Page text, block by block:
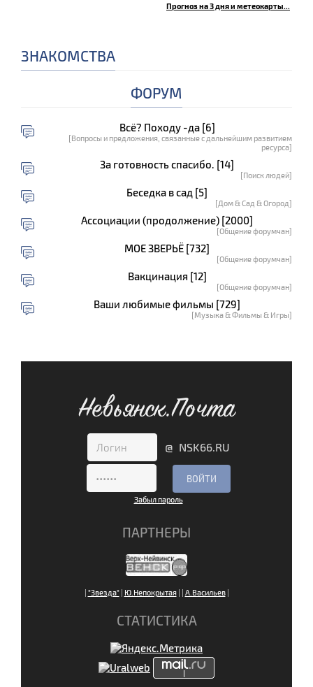
Прогноз на 3 дня и метеокарты...
ЗНАКОМСТВА
ФОРУМ
Всё? Походу -да [6]
[Вопросы и предложения, связанные с дальнейшим развитием
ресурса]
За готовность спасибо. [14]
[Поиск людей]
Беседка в сад [5]
[Дом & Сад & Огород]
Ассоциации (продолжение) [2000]
[Общение форумчан]
МОЕ ЗВЕРЬЁ [732]
[Общение форумчан]
Вакцинация [12]
[Общение форумчан]
Ваши любимые фильмы [729]
[Музыка & Фильмы & Игры]
Невьянск.Почта
@ NSK66.RU
Забыл пароль
ПАРТНЕРЫ
| "Звезда"| Ю.Непокрытая| | А.Васильев|
СТАТИСТИКА